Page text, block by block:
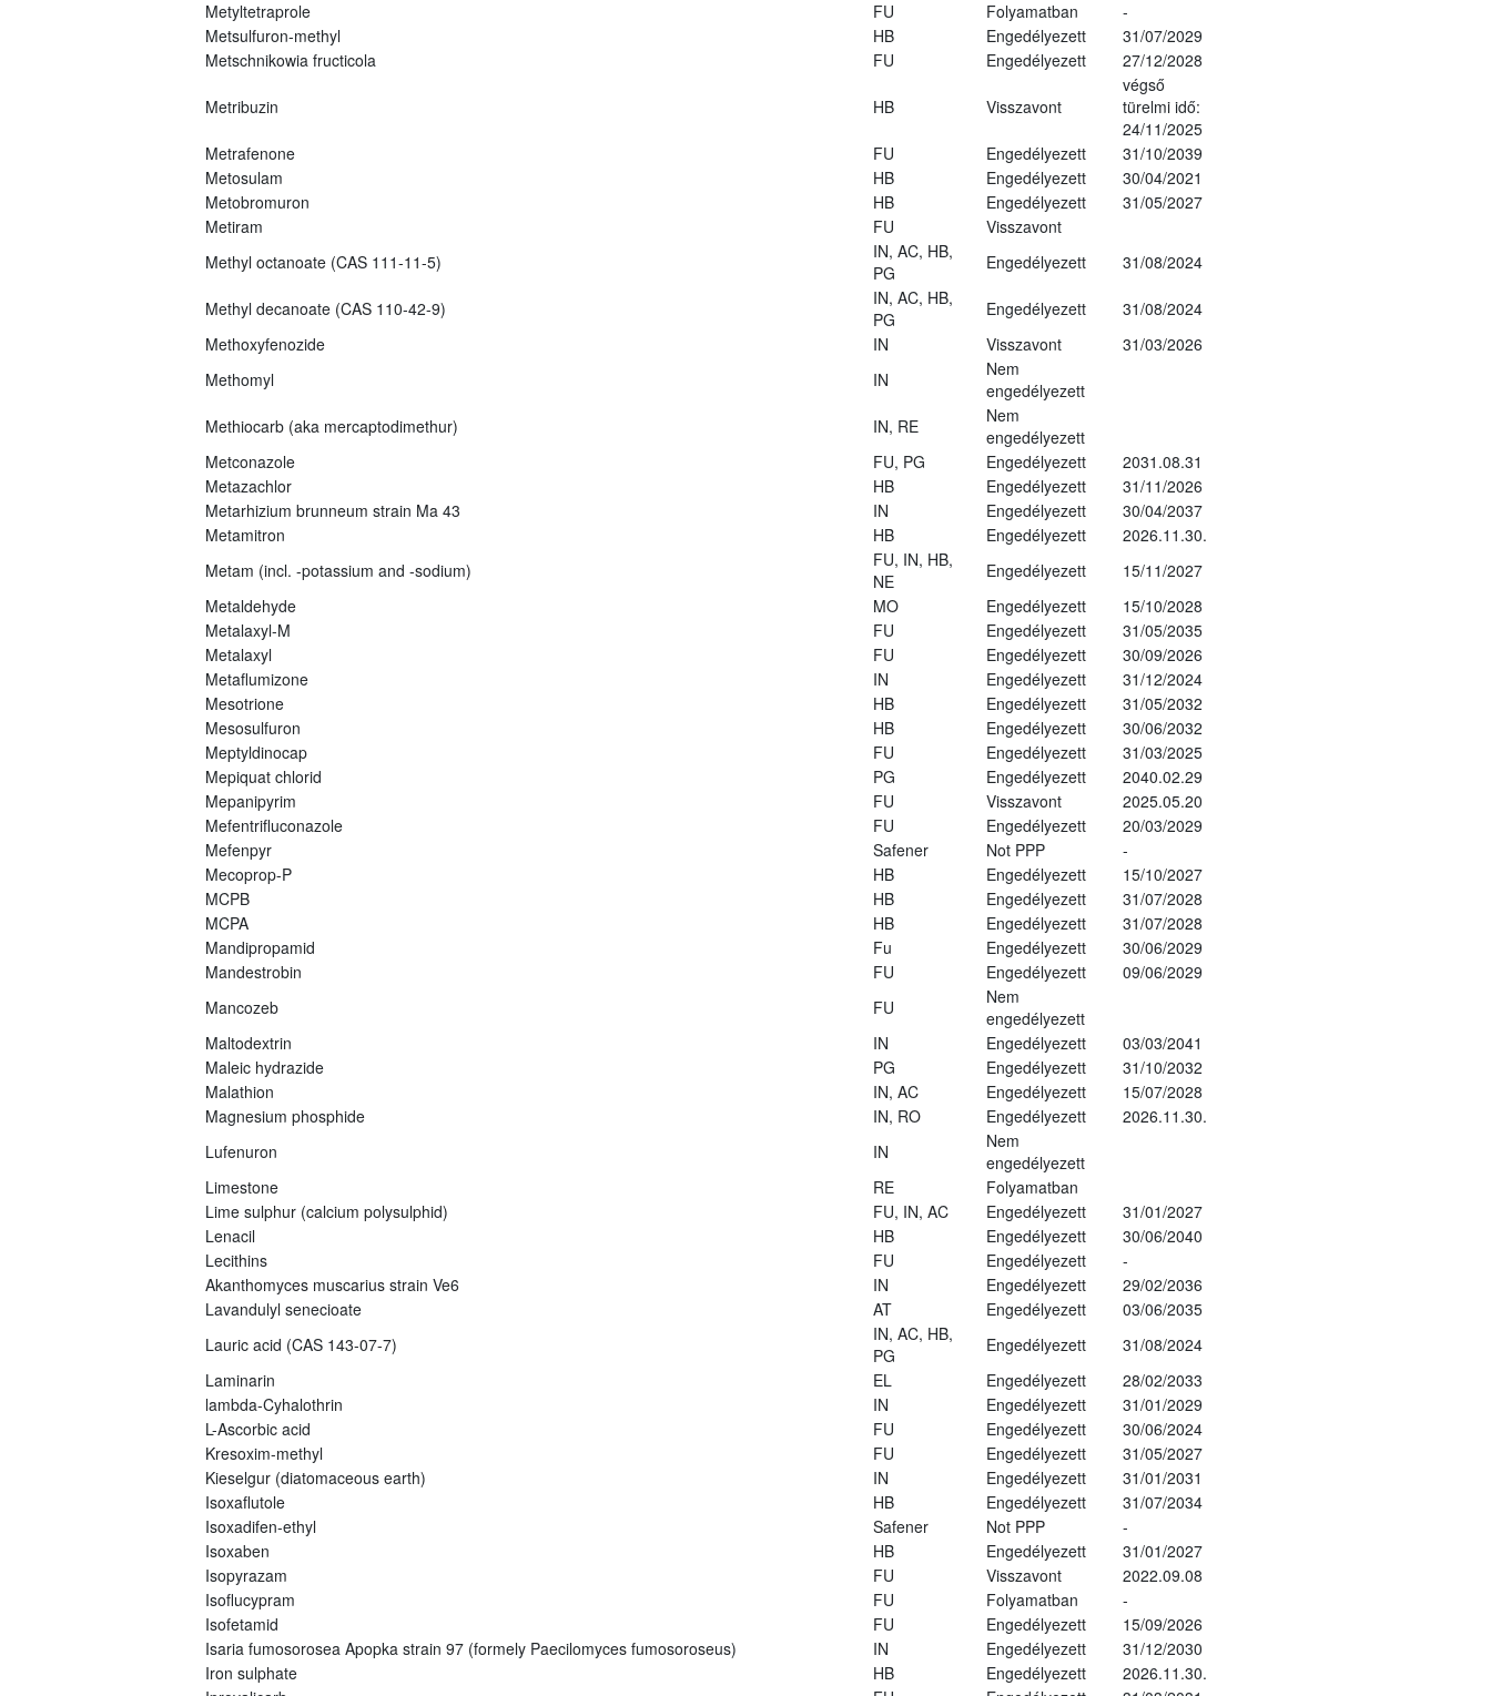
Metyltetraprole
FU Folyamatban
-
Metsulfuron-methyl
HB Engedélyezett
31/07/2029
Metschnikowia fructicola
FU Engedélyezett 27/12/2028
Metribuzin HB Visszavont
végső
türelmi idő:
24/11/2025
Metrafenone
FU Engedélyezett
31/10/2039
Metosulam
HB Engedélyezett
30/04/2021
Metobromuron
HB Engedélyezett
31/05/2027
Metiram
FU
Visszavont
Methyl octanoate (CAS 111-11-5)
IN, AC, HB,
PG
Engedélyezett 31/08/2024
Methyl decanoate (CAS 110-42-9)
IN, AC, HB,
PG
Engedélyezett
31/08/2024
Methoxyfenozide
IN Visszavont
31/03/2026
Methomyl
IN
Nem
engedélyezett
Methiocarb (aka mercaptodimethur)
IN, RE
Nem
engedélyezett
Metconazole
FU, PG Engedélyezett
2031.08.31
Metazachlor
HB Engedélyezett
31/11/2026
Metarhizium brunneum strain Ma 43
IN Engedélyezett
30/04/2037
Metamitron
HB Engedélyezett
2026.11.30.
Metam (incl. -potassium and -sodium)
FU, IN, HB,
NE
Engedélyezett
15/11/2027
Metaldehyde
MO Engedélyezett
15/10/2028
Metalaxyl-M
FU Engedélyezett
31/05/2035
Metalaxyl
FU Engedélyezett
30/09/2026
Metaflumizone
IN Engedélyezett
31/12/2024
Mesotrione
HB Engedélyezett
31/05/2032
Mesosulfuron
HB Engedélyezett
30/06/2032
Meptyldinocap
FU Engedélyezett
31/03/2025
Mepiquat chlorid
PG Engedélyezett
2040.02.29
Mepanipyrim
FU Visszavont
2025.05.20
Mefentrifluconazole
FU Engedélyezett
20/03/2029
Mefenpyr
Safener Not PPP
-
Mecoprop-P
HB Engedélyezett
15/10/2027
MCPB
HB Engedélyezett
31/07/2028
MCPA
HB Engedélyezett
31/07/2028
Mandipropamid
Fu Engedélyezett
30/06/2029
Mandestrobin
FU Engedélyezett
09/06/2029
Mancozeb
FU
Nem
engedélyezett
Maltodextrin
IN Engedélyezett
03/03/2041
Maleic hydrazide
PG Engedélyezett
31/10/2032
Malathion
IN, AC Engedélyezett
15/07/2028
Magnesium phosphide
IN, RO Engedélyezett
2026.11.30.
Lufenuron
IN
Nem
engedélyezett
Limestone
RE
Folyamatban
Lime sulphur (calcium polysulphid)
FU, IN, AC Engedélyezett
31/01/2027
Lenacil
HB Engedélyezett
30/06/2040
Lecithins
FU Engedélyezett
-
Akanthomyces muscarius strain Ve6
IN Engedélyezett
29/02/2036
Lavandulyl senecioate
AT Engedélyezett
03/06/2035
Lauric acid (CAS 143-07-7)
IN, AC, HB,
PG
Engedélyezett
31/08/2024
Laminarin
EL Engedélyezett
28/02/2033
lambda-Cyhalothrin
IN Engedélyezett
31/01/2029
L-Ascorbic acid
FU Engedélyezett
30/06/2024
Kresoxim-methyl
FU Engedélyezett
31/05/2027
Kieselgur (diatomaceous earth)
IN Engedélyezett
31/01/2031
Isoxaflutole
HB Engedélyezett
31/07/2034
Isoxadifen-ethyl
Safener Not PPP
-
Isoxaben
HB Engedélyezett
31/01/2027
Isopyrazam
FU Visszavont
2022.09.08
Isoflucypram
FU Folyamatban
-
Isofetamid
FU Engedélyezett
15/09/2026
Isaria fumosorosea Apopka strain 97 (formely Paecilomyces fumosoroseus)
IN Engedélyezett
31/12/2030
Iron sulphate
HB Engedélyezett
2026.11.30.